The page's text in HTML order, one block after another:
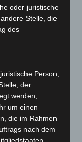
oder juristische
Stelle, die
des
Person,
der
werden,
um einen
die im Rahmen
nach dem